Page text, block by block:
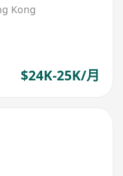
Kong
$24K-25K/月